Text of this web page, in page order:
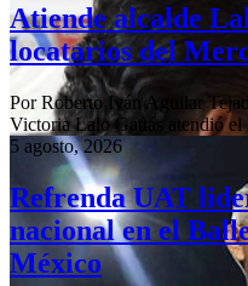
Atiende alcalde
locatarios del
Por Roberto Iván Aguilar
Victoria Lalo Gattás atendió
5 agosto, 2026
Refrenda UAT
nacional en el
México